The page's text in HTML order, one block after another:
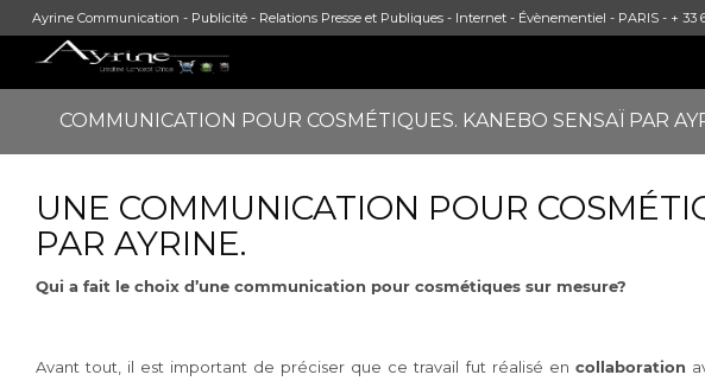
Ayrine Communication - Publicité - Relations Presse et Publiques - Internet - Évènementiel - PARIS - + 33 6
COMMUNICATION POUR COSMÉTIQUES. KANEBO SENSAÏ PAR
UNE COMMUNICATION POUR
PAR AYRINE.
Qui a fait le choix d’une communication pour cosmétiques sur mesure?
Avant tout, il est important de préciser que ce travail fut réalisé en collaboration